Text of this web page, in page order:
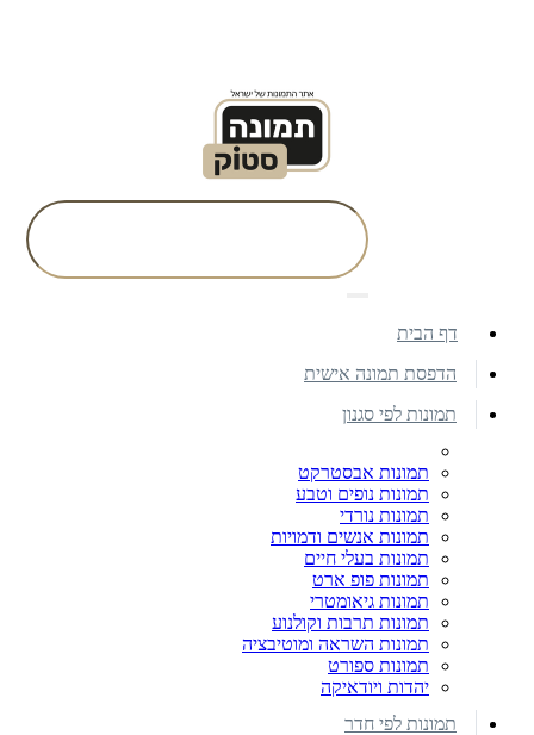
דף הבית
הדפסת תמונה אישית
תמונות לפי סגנון
תמונות אבסטרקט
תמונות נופים וטבע
תמונות נורדי
תמונות אנשים ודמויות
תמונות בעלי חיים
תמונות פופ ארט
תמונות גיאומטרי
תמונות תרבות וקולנוע
תמונות השראה ומוטיבציה
תמונות ספורט
יהדות ויודאיקה
תמונות לפי חדר